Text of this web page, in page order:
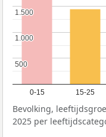
0-15 15-25
500
500
1.000
1.000
1.500
1.500
Bevolking,
2025 per